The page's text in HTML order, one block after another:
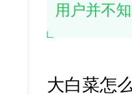
用户并不
大白菜怎